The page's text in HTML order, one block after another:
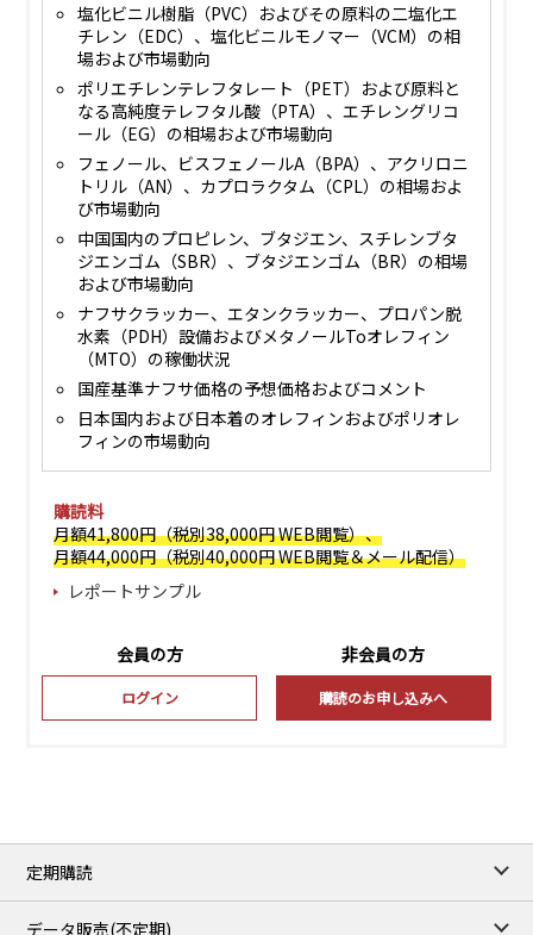
塩化ビニル樹脂（PVC）およびその原料の二塩化エ
チレン（EDC）、塩化ビニルモノマー（VCM）の相
場および市場動向
ポリエチレンテレフタレート（PET）および原料と
なる高純度テレフタル酸（PTA）、エチレングリコ
ール（EG）の相場および市場動向
フェノール、ビスフェノールA（BPA）、アクリロニ
トリル（AN）、カプロラクタム（CPL）の相場およ
び市場動向
中国国内のプロピレン、ブタジエン、スチレンブタ
ジエンゴム（SBR）、ブタジエンゴム（BR）の相場
および市場動向
ナフサクラッカー、エタンクラッカー、プロパン脱
水素（PDH）設備およびメタノールToオレフィン
（MTO）の稼働状況
国産基準ナフサ価格の予想価格およびコメント
日本国内および日本着のオレフィンおよびポリオレ
フィンの市場動向
購読料
月額41,800円（税別38,000円 WEB閲覧）、
月額44,000円（税別40,000円 WEB閲覧＆メール配信）
レポートサンプル
会員の方
ログイン
非会員の方
購読のお申し込みへ
定期購読
データ販売(不定期)